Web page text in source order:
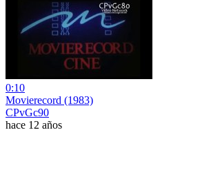
0:10
Movierecord (1983)
CPvGc90
hace 12 años